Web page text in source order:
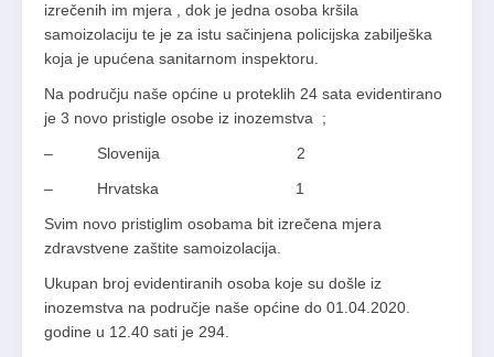
izrečenih im mjera , dok je jedna osoba kršila
samoizolaciju te je za istu sačinjena policijska zabilješka
koja je upućena sanitarnom inspektoru.
Na području naše općine u proteklih 24 sata evidentirano
je 3 novo pristigle osobe iz inozemstva ;
– Slovenija 2
– Hrvatska 1
Svim novo pristiglim osobama bit izrečena mjera
zdravstvene zaštite samoizolacija.
Ukupan broj evidentiranih osoba koje su došle iz
inozemstva na područje naše općine do 01.04.2020.
godine u 12.40 sati je 294.